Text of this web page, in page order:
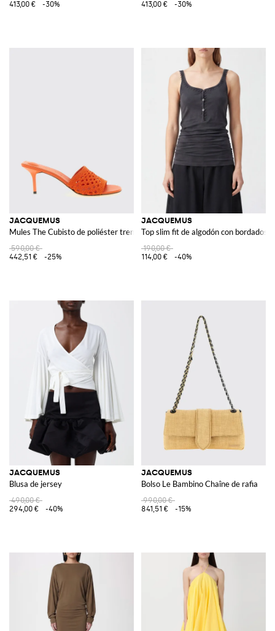
413,00 €
-30%
413,00 €
-30%
JACQUEMUS
Mules The Cubisto de poliéster trenzado
590,00 €
442,51 €
-25%
JACQUEMUS
Top slim fit de algodón con bordados
190,00 €
114,00 €
-40%
JACQUEMUS
Blusa de jersey
490,00 €
294,00 €
-40%
JACQUEMUS
Bolso Le Bambino Chaîne de rafia
990,00 €
841,51 €
-15%